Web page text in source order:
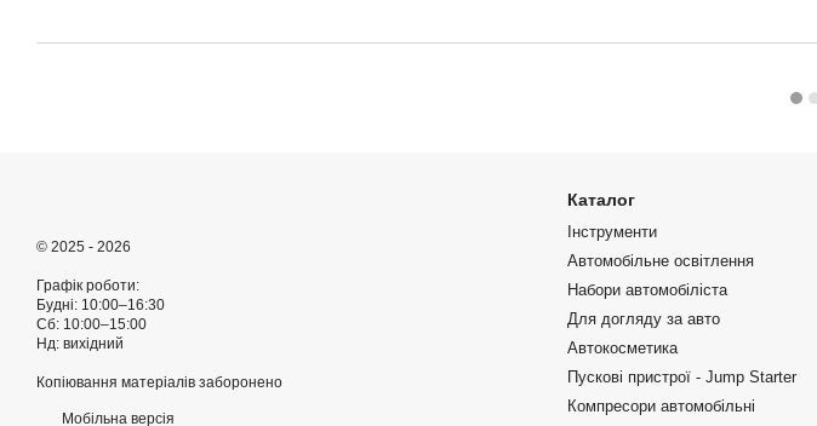
© 2025 - 2026
Графік роботи:
Будні: 10:00–16:30
Сб: 10:00–15:00
Нд: вихідний
Копіювання матеріалів заборонено
Мобільна версія
Каталог
Інструменти
Автомобільне освітлення
Набори автомобіліста
Для догляду за авто
Автокосметика
Пускові пристрої - Jump Starter
Компресори автомобільні